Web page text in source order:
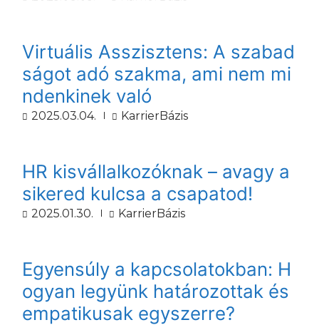
Virtuális Asszisztens: A szabad
ságot adó szakma, ami nem mi
ndenkinek való
2025.03.04. KarrierBázis
HR kisvállalkozóknak – avagy a
sikered kulcsa a csapatod!
2025.01.30. KarrierBázis
Egyensúly a kapcsolatokban: H
ogyan legyünk határozottak és
empatikusak egyszerre?